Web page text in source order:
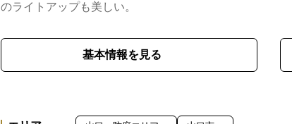
のライトアップも美しい。
基本情報を見る